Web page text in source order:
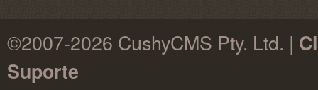
©2007-2026 CushyCMS Pty. Ltd. |
Suporte